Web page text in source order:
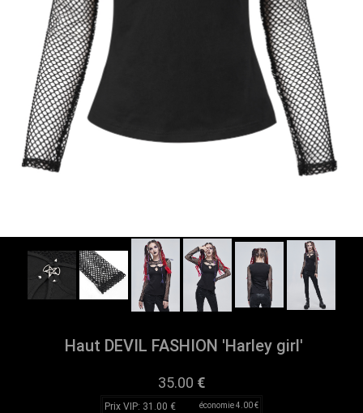
Haut DEVIL FASHION 'Harley girl'
35.00 €
Prix VIP: 31.00 € économie 4.00 €